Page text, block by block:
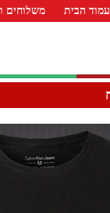
עמוד הבית משלוחים